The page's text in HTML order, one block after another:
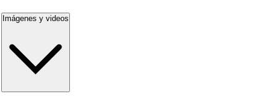
Imágenes y videos